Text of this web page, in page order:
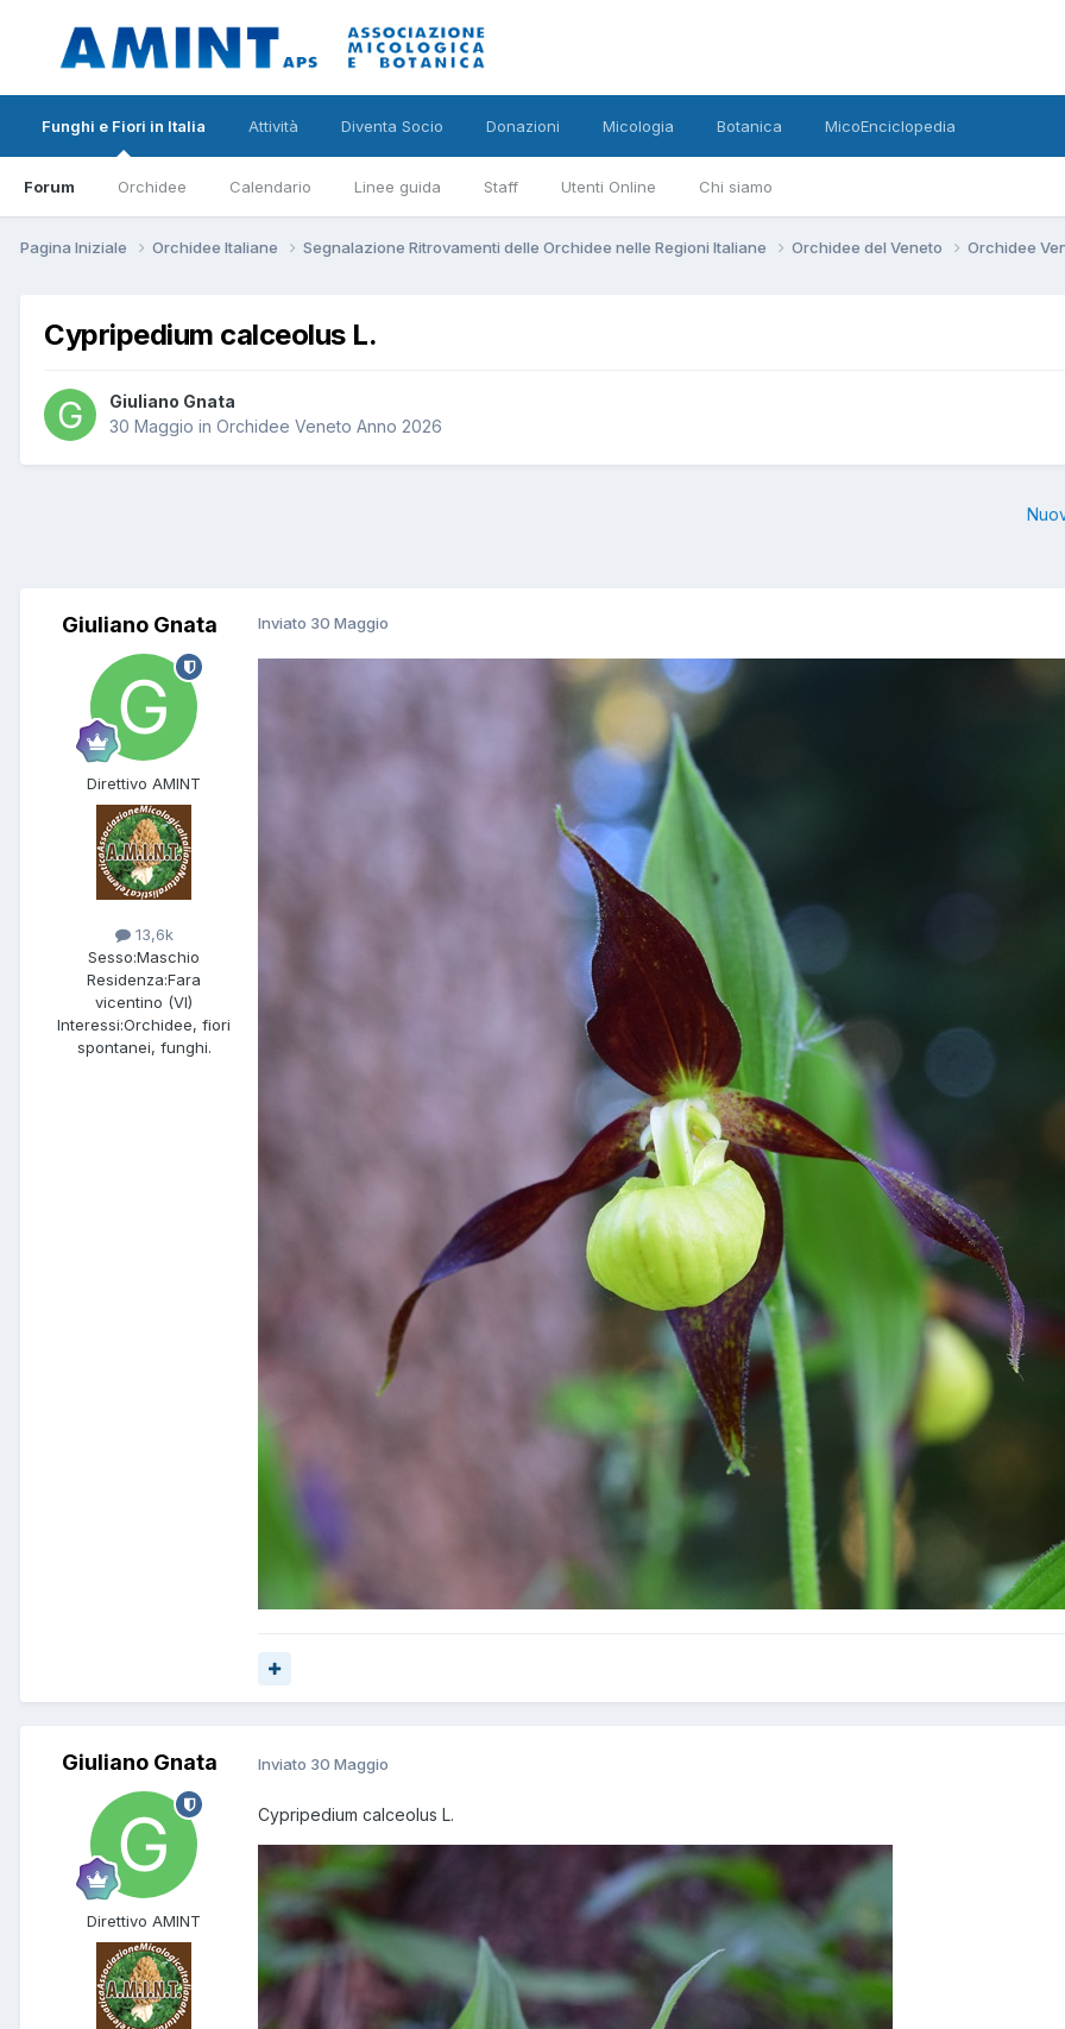
Funghi e Fiori in Italia
Forum Orchidee Calendario Linee guida Staff Utenti Online Chi siamo
Attività Diventa Socio Donazioni Micologia Botanica MicoEnciclopedia
Pagina Iniziale Orchidee Italiane Segnalazione Ritrovamenti delle Orchidee nelle Regioni Italiane Orchidee del Veneto Orchidee
Cypripedium calceolus L.
Giuliano Gnata
30 Maggio in Orchidee Veneto Anno 2026
Giuliano Gnata
Direttivo AMINT
13,6k
Sesso:Maschio
Residenza:Fara
vicentino (VI)
Interessi:Orchidee, fiori
spontanei, funghi.
Inviato 30 Maggio
Giuliano Gnata
Direttivo AMINT
Inviato 30 Maggio
Cypripedium calceolus L.